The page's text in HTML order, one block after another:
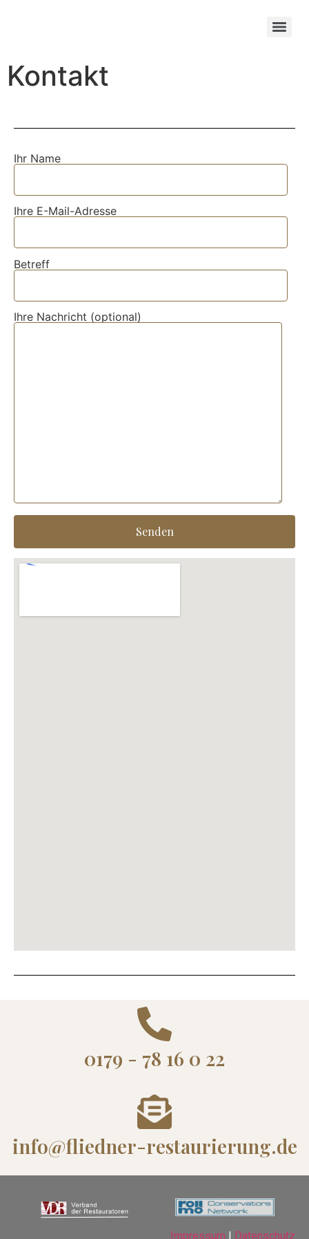
Kontakt
Ihr Name
Ihre E-Mail-Adresse
Betreff
Ihre Nachricht (optional)
0179 - 78 16 0 22
info@fliedner-restaurierung.de
Impressum Datenschutz